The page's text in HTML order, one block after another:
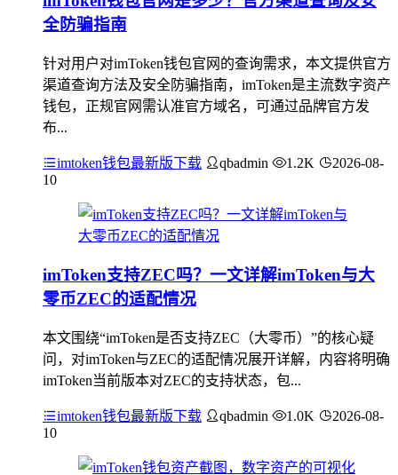
全防骗指南
针对用户对imToken钱包官网的查询需求，本文提供官方
渠道查询方法及安全防骗指南，imToken是主流数字资产
钱包，正规官网需认准官方域名，可通过品牌官方发
布...
imtoken钱包最新版下载 qbadmin 1.2K
2026-08-
10
imToken支持ZEC吗？一文详解imToken与大
零币ZEC的适配情况
本文围绕“imToken是否支持ZEC（大零币）”的核心疑
问，对imToken与ZEC的适配情况展开详解，内容将明确
imToken当前版本对ZEC的支持状态，包...
imtoken钱包最新版下载 qbadmin 1.0K
2026-08-
10